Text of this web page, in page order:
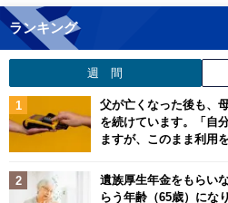
ランキング
週 間
父が亡くなった後も、
を続けています。「自
ますが、このまま利用
遺族厚生年金をもらい
らう年齢（65歳）にな